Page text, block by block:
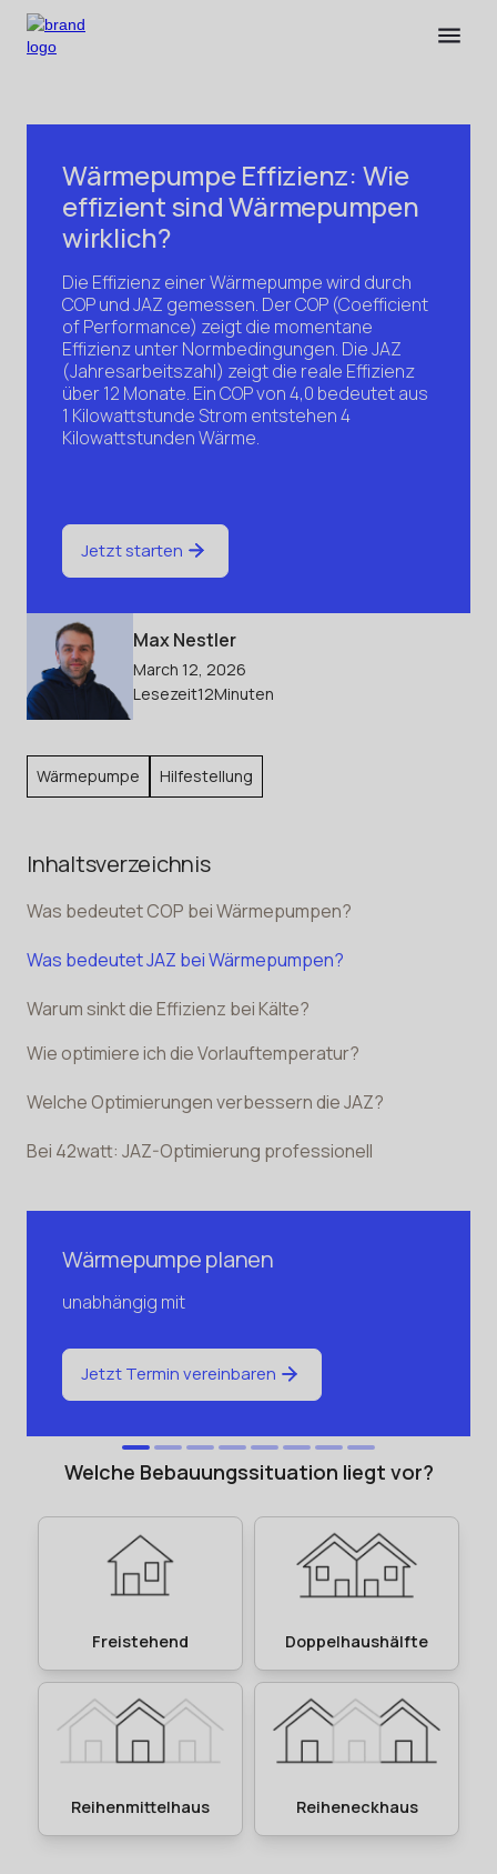
Max Nestler
March 12, 2026
Lesezeit12Minuten
Wärmepumpe Hilfestellung
Wärmepumpe Effizienz: Wie
effizient sind Wärmepumpen
wirklich?
Die Effizienz einer Wärmepumpe wird durch
COP und JAZ gemessen. Der COP (Coefficient
of Performance) zeigt die momentane
Effizienz unter Normbedingungen. Die JAZ
(Jahresarbeitszahl) zeigt die reale Effizienz
über 12 Monate. Ein COP von 4,0 bedeutet aus
1 Kilowattstunde Strom entstehen 4
Kilowattstunden Wärme.
Jetzt starten
Inhaltsverzeichnis
Was bedeutet COP bei Wärmepumpen?
Was bedeutet JAZ bei Wärmepumpen?
Warum sinkt die Effizienz bei Kälte?
Wie optimiere ich die Vorlauftemperatur?
Welche Optimierungen verbessern die JAZ?
Bei 42watt: JAZ-Optimierung professionell
Wärmepumpe planen
unabhängig mit
Jetzt Termin vereinbaren